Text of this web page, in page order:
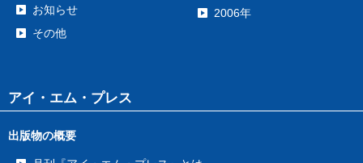
お知らせ
その他
2006年
アイ・エム・プレス
出版物の概要